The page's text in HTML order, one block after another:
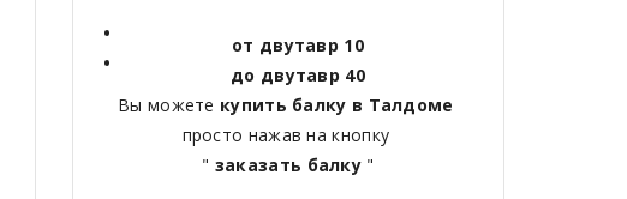
от двутавр 10
до двутавр 40
Вы можете купить балку в Талдоме
просто нажав на кнопку
" заказать балку "